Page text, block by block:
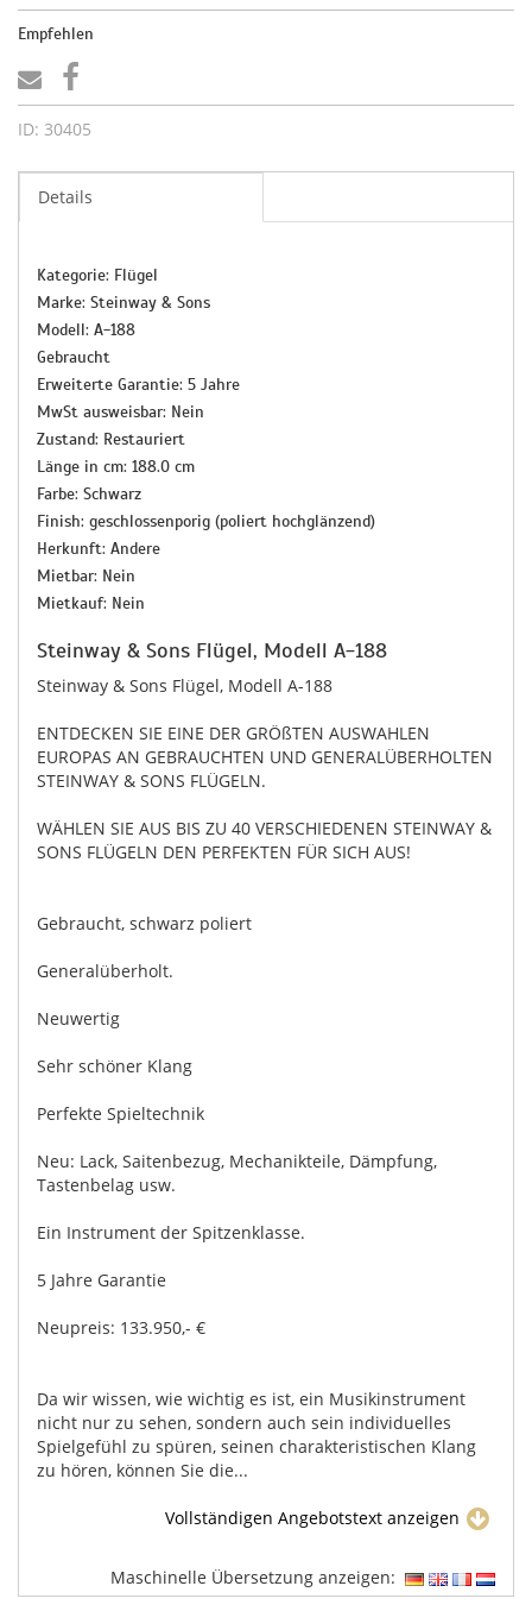
Empfehlen
ID: 30405
Details
Kategorie: Flügel
Marke: Steinway & Sons
Modell: A-188
Gebraucht
Erweiterte Garantie: 5 Jahre
MwSt ausweisbar: Nein
Zustand: Restauriert
Länge in cm: 188.0 cm
Farbe: Schwarz
Finish: geschlossenporig (poliert hochglänzend)
Herkunft: Andere
Mietbar: Nein
Mietkauf: Nein
Steinway & Sons Flügel, Modell A-188
Steinway & Sons Flügel, Modell A-188
ENTDECKEN SIE EINE DER GRÖßTEN AUSWAHLEN
EUROPAS AN GEBRAUCHTEN UND GENERALÜBERHOLTEN
STEINWAY & SONS FLÜGELN.
WÄHLEN SIE AUS BIS ZU 40 VERSCHIEDENEN STEINWAY &
SONS FLÜGELN DEN PERFEKTEN FÜR SICH AUS!
Gebraucht, schwarz poliert
Generalüberholt.
Neuwertig
Sehr schöner Klang
Perfekte Spieltechnik
Neu: Lack, Saitenbezug, Mechanikteile, Dämpfung,
Tastenbelag usw.
Ein Instrument der Spitzenklasse.
5 Jahre Garantie
Neupreis: 133.950,- €
Da wir wissen, wie wichtig es ist, ein Musikinstrument
nicht nur zu sehen, sondern auch sein individuelles
Spielgefühl zu spüren, seinen charakteristischen Klang
zu hören, können Sie die...
Vollständigen Angebotstext anzeigen
Maschinelle Übersetzung anzeigen: